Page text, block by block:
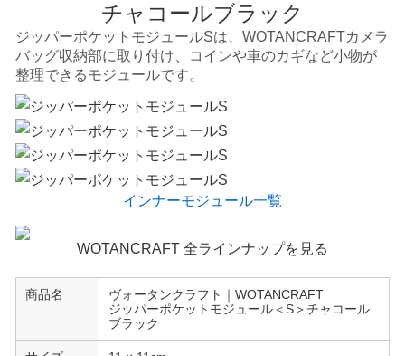
チャコールブラック
ジッパーポケットモジュールSは、WOTANCRAFTカメラ
バッグ収納部に取り付け、コインや車のカギなど小物が
整理できるモジュールです。
インナーモジュール一覧
WOTANCRAFT 全ラインナップを見る
商品名
ヴォータンクラフト｜WOTANCRAFT
ジッパーポケットモジュール＜S＞チャコール
ブラック